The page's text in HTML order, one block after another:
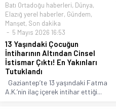
Batı Ortadoğu haberleri, Dünya,
Elazığ yerel haberler, Gündem,
Manşet, Son dakika
5 Mayıs 2026 16:53
13 Yaşındaki Çocuğun
İntiharının Altından Cinsel
İstismar Çıktı! En Yakınları
Tutuklandı
Gaziantep’te 13 yaşındaki Fatma
A.K.’nin ilaç içerek intihar ettiği...